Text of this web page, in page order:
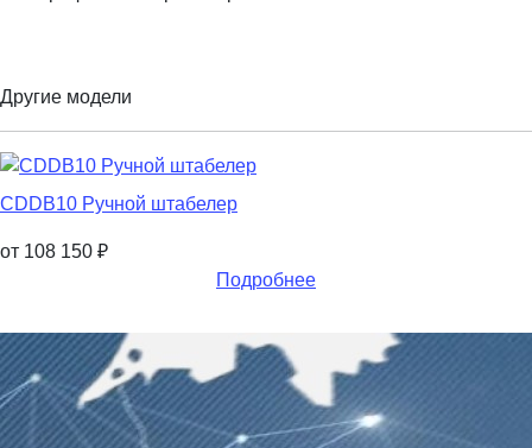
Другие модели
CDDB10 Ручной штабелер
от 108 150 ₽
Подробнее